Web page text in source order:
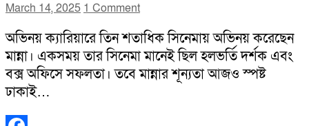
March 14, 2025 1 Comment
অভিনয় ক্যারিয়ারে তিন শতাধিক সিনেমায় অভিনয় করেছেন
মান্না। একসময় তার সিনেমা মানেই ছিল হলভর্তি দর্শক এবং
বক্স অফিসে সফলতা। তবে মান্নার শূন্যতা আজও স্পষ্ট
ঢাকাই…